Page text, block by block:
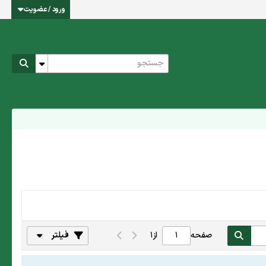
ورود / عضویت
صفحه از1 فیلتر